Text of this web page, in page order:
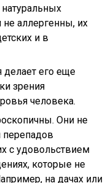
аллергенны, их
и в
делает его еще
зрения
человека.
Они не
перепадов
с удовольствием
которые не
на дачах или